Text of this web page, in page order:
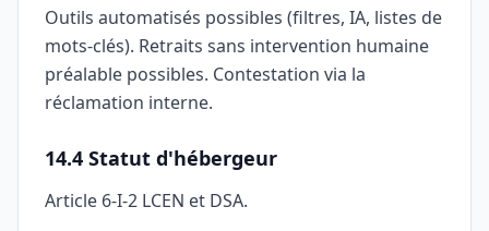
Outils automatisés possibles (filtres, IA, listes de
mots-clés). Retraits sans intervention humaine
préalable possibles. Contestation via la
réclamation interne.
14.4 Statut d'hébergeur
Article 6-I-2 LCEN et DSA.